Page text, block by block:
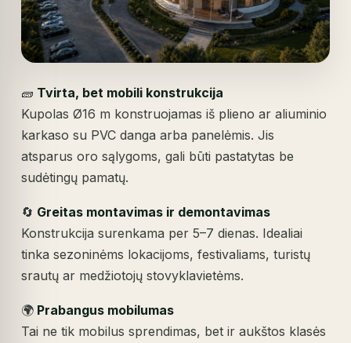
🧱 Tvirta, bet mobili konstrukcija
Kupolas Ø16 m konstruojamas iš plieno ar aliuminio
karkaso su PVC danga arba panelėmis. Jis
atsparus oro sąlygoms, gali būti pastatytas be
sudėtingų pamatų.
🔄 Greitas montavimas ir demontavimas
Konstrukcija surenkama per 5–7 dienas. Idealiai
tinka sezoninėms lokacijoms, festivaliams, turistų
srautų ar medžiotojų stovyklavietėms.
🌍 Prabangus mobilumas
Tai ne tik mobilus sprendimas, bet ir aukštos klasės